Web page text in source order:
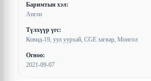
Баримтын хэл:
Англи
Түлхүүр үгс:
Ковид-19, уул уурхай, CGE загвар, Монгол
Огноо:
2021-09-07